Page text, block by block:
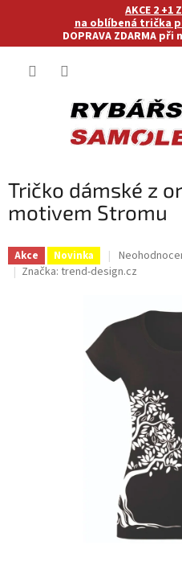
AKCE 2 +1
na oblíbená trička
DOPRAVA ZDARMA
Tričko dámské z
motivem Stromu
Akce Novinka
Průměrné
hodnocení
0,0
Značka: trend-design.cz